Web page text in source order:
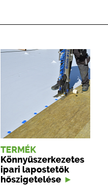
TERMÉK
Könnyűszerkezetes
ipari lapostetők
hőszigetelése